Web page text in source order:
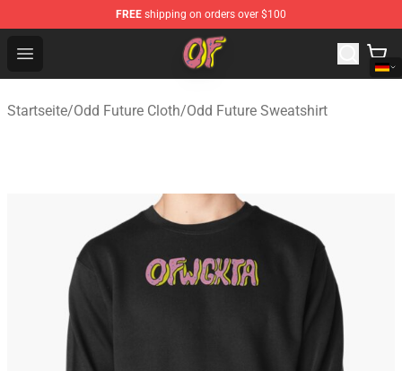
FREE shipping on orders over $100
Open menu
Odd Future Shop - Official Odd Future Merchandise Store
Startseite/Odd Future Cloth/Odd Future Sweatshirt